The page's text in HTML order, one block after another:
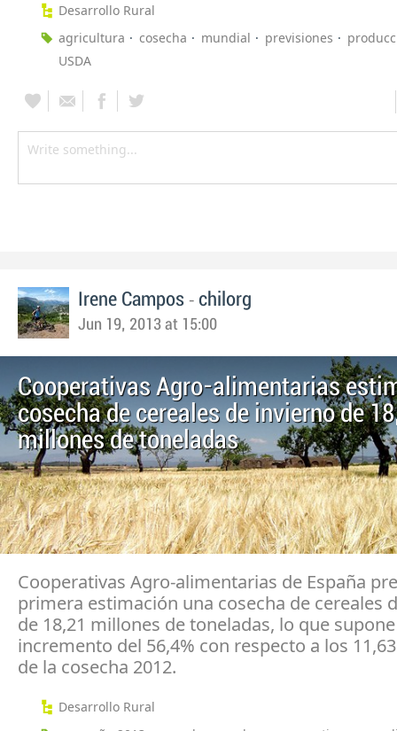
Desarrollo Rural
agricultura
cosecha mundial previsiones
USDA
Irene Campos - chilorg
Jun 19, 2013 at 15:00
Cooperativas Agro-alimentarias
cosecha de cereales de invierno de
millones de toneladas
Cooperativas Agro-alimentarias de España
primera estimación una cosecha de cereales
de 18,21 millones de toneladas, lo que
incremento del 56,4% con respecto a los
de la cosecha 2012.
Desarrollo Rural